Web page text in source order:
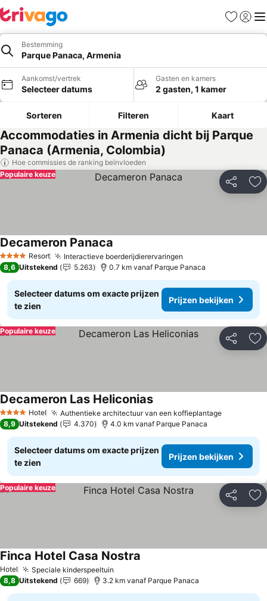
Favorieten
Bestemming
Parque Panaca, Armenia
Aankomst/vertrek
Selecteer datums
Gasten en kamers
2 gasten, 1 kamer
Sorteren Filteren Kaart
Accommodaties in Armenia dicht bij Parque
Panaca (Armenia, Colombia)
Hoe commissies de ranking beïnvloeden
Delen
Populaire keuze
4 SterrenResort Interactieve boerderijdierervaringen
Decameron Panaca
8,6 Uitstekend 5.263 0.7 km vanaf Parque Panaca
Selecteer datums om exacte prijzen
te zien
Prijzen bekijken
Delen
Populaire keuze
4 SterrenHotel Authentieke architectuur van een koffieplantage
Decameron Las Heliconias
8,9 Uitstekend 4.370 4.0 km vanaf Parque Panaca
Selecteer datums om exacte prijzen
te zien
Prijzen bekijken
Delen
Populaire keuze
Hotel Speciale kinderspeeltuin
Finca Hotel Casa Nostra
8,8 Uitstekend 669 3.2 km vanaf Parque Panaca